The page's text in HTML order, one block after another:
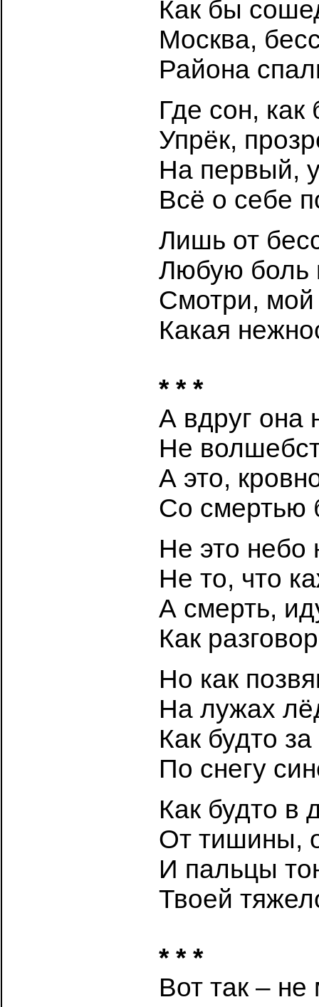
Как бы
Москва,
Района
Где сон,
Упрёк,
На первый,
Всё о себе
Лишь от
Любую боль
Смотри, мой
Какая
* * *
А вдруг она
Не
А это,
Со смертью
Не это
Не то, что
А смерть,
Как
Но как
На лужах
Как будто
По снегу
Как будто в
От тишины,
И пальцы
Твоей
* * *
Вот так –